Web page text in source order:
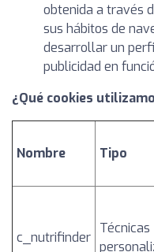
obtenida a través
sus hábitos de
desarrollar un
publicidad en
¿Qué cookies
Nombre Tipo
c_nutrifinder
Técnicas